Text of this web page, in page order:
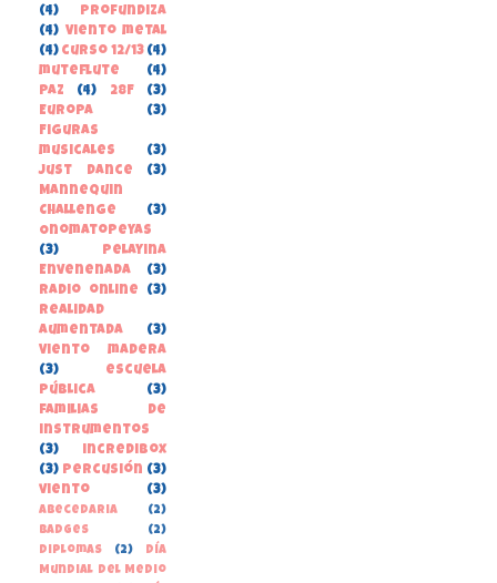
(4)
Profundiza
(4) Viento metal
(4) curso 12/13 (4)
muteflute
(4)
paz
(4) 28F
(3)
Europa
(3)
Figuras
musicales
(3)
Just Dance
(3)
Mannequin
Challenge
(3)
Onomatopeyas
(3)
Pelayina
Envenenada
(3)
Radio online
(3)
Realidad
Aumentada
(3)
Viento madera
(3)
escuela
pública
(3)
familias de
instrumentos
(3)
incredibox
(3) percusión (3)
viento
(3)
Abecedaria
(2)
Badges
(2)
Diplomas
(2)
Día
Mundial del Medio